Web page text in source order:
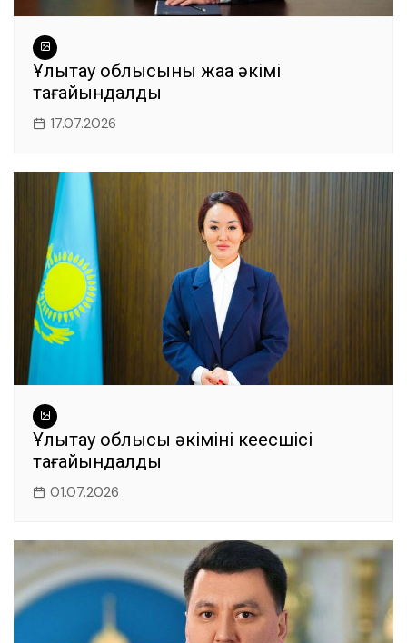
Ұлытау облысының жаңа әкімі
тағайындалды
17.07.2026
Ұлытау облысы әкімінің кеңесшісі
тағайындалды
01.07.2026